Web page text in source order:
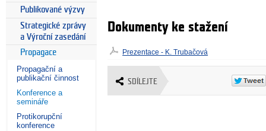
Publikované výzvy
Strategické zprávy
a Výroční zasedání
Propagace
Propagační a
publikační činnost
Konference a
semináře
Protikorupční
konference
Dokumenty ke stažení
Prezentace - K. Trubačová
SDÍLEJTE